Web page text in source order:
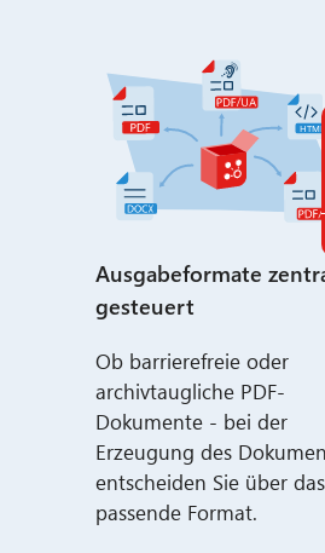
Ausgabeformate
gesteuert
Ob barrierefreie oder
archivtaugliche PDF-
Dokumente - bei der
Erzeugung des
entscheiden Sie über das
passende Format.